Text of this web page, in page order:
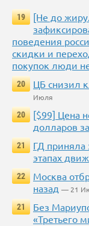
19
[Не до
поведения
скидки и
покупок люди
20
ЦБ снизил
Июля
20
[$99] Цена
долларов
21
ГД приняла
этапах
22
Москва
назад — 21
21
Без
«Третьего